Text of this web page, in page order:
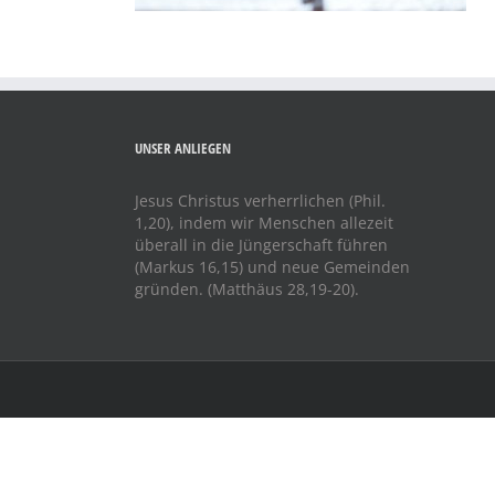
UNSER ANLIEGEN
Jesus Christus verherrlichen (Phil.
1,20), indem wir Menschen allezeit
überall in die Jüngerschaft führen
(Markus 16,15) und neue Gemeinden
gründen. (Matthäus 28,19-20).